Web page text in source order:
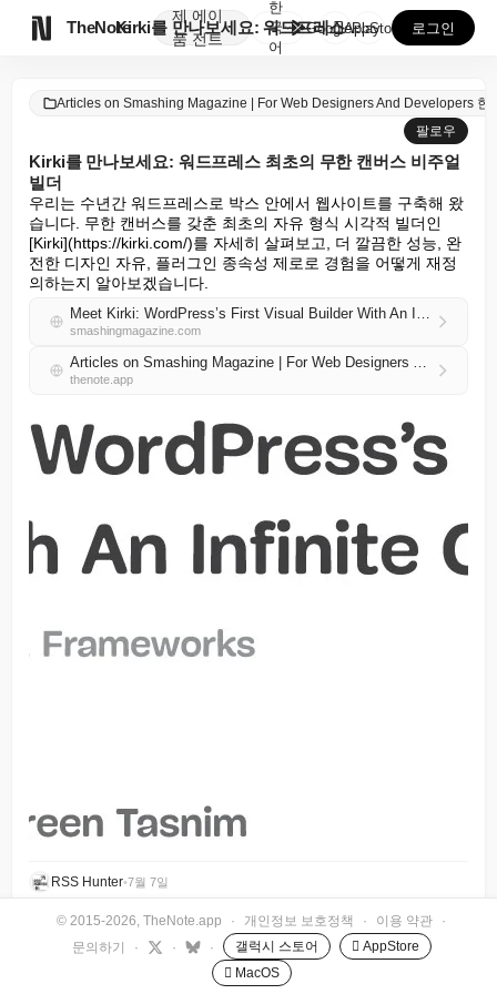
TheNote
제
품
에이
전트
Kirki를 만나보세요: 워드프레스 최초의 무한 캔버스...
한
국
어
GooglePlay
AppStore 로그인
Articles on Smashing Magazine | For Web Designers And Developers 한
팔로우
Kirki를 만나보세요: 워드프레스 최초의 무한 캔버스 비주얼
빌더
우리는 수년간 워드프레스로 박스 안에서 웹사이트를 구축해 왔
습니다. 무한 캔버스를 갖춘 최초의 자유 형식 시각적 빌더인
[Kirki](https://kirki.com/)를 자세히 살펴보고, 더 깔끔한 성능, 완
전한 디자인 자유, 플러그인 종속성 제로로 경험을 어떻게 재정
의하는지 알아보겠습니다.
Meet Kirki: WordPress’s First Visual Builder With An Infinite Canvas
smashingmagazine.com
Articles on Smashing Magazine | For Web Designers And Developers 한국어 RSS
thenote.app
RSS Hunter•7월 7일
© 2015-2026, TheNote.app · 개인정보 보호정책 · 이용 약관
·
문의하기
· · · 갤럭시 스토어
 AppStore
 MacOS